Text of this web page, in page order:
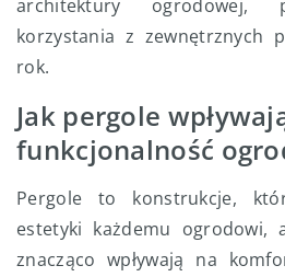
architektury ogrodowej,
korzystania z zewnętrznych
rok.
Jak pergole
funkcjonalność
Pergole to konstrukcje,
estetyki każdemu ogrodowi,
znacząco wpływają na